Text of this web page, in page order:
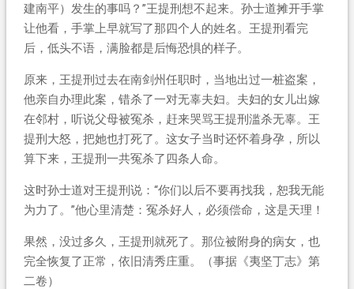
建南平）发生的事吗？”王提刑想不起来。孙士道摊开手掌
让他看，手掌上早就写了那四个人的姓名。王提刑看完
后，低头不语，满脸都是后悔恐惧的样子。
原来，王提刑过去在南剑州任职时，当地出过一桩盗案，
他亲自办理此案，错杀了一对无辜夫妇。夫妇的女儿出嫁
在邻村，听说父母被冤杀，赶来哭骂王提刑滥杀无辜。王
提刑大怒，把她也打死了。这女子当时还怀着身孕，所以
算下来，王提刑一共冤杀了四条人命。
这时孙士道对王提刑说：“你们以后不要再找我，恕我无能
为力了。”他心里清楚：冤杀好人，必须偿命，这是天理！
果然，没过多久，王提刑就死了。那位被附身的病女，也
完全恢复了正常，依旧清秀庄重。（事据《夷坚丁志》第
二卷）